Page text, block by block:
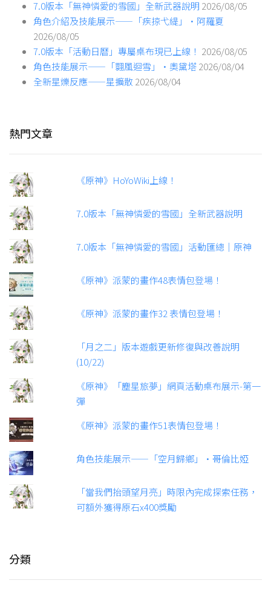
7.0版本「無神憐愛的雪國」全新武器說明 2026/08/05
角色介紹及技能展示——「疾掠弋緹」·阿羅夏
2026/08/05
7.0版本「活動日曆」專屬桌布現已上線！ 2026/08/05
角色技能展示——「翾風迴雪」·奧黛塔2026/08/04
全新星爍反應——星擴散2026/08/04
熱門文章
《原神》HoYoWiki上線！
7.0版本「無神憐愛的雪國」全新武器說明
7.0版本「無神憐愛的雪國」活動匯總｜原神
《原神》派蒙的畫作48表情包登場！
《原神》派蒙的畫作32 表情包登場！
「月之二」版本遊戲更新修復與改善說明
(10/22)
《原神》「塵星旅夢」網頁活動桌布展示-第一
彈
《原神》派蒙的畫作51表情包登場！
角色技能展示——「空月歸鄉」·哥倫比婭
「當我們抬頭望月亮」時限內完成探索任務，
可額外獲得原石x400獎勵
分類